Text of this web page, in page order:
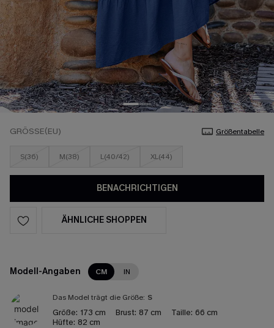
GRÖSSE(EU) Größentabelle
S(36) M(38) L(40/42) XL(44)
BENACHRICHTIGEN
ÄHNLICHE SHOPPEN
Modell-Angaben CM IN
Das Model trägt die Größe: S
Größe: 173 cm Brust: 87 cm Taille: 66 cm
Hüfte: 82 cm